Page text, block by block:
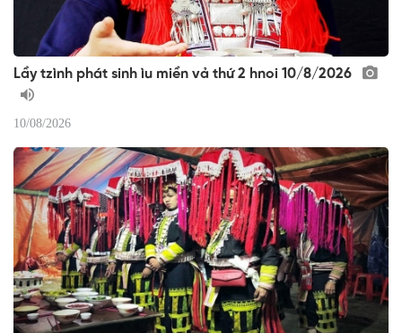
Lầy tzình phát sinh ìu miền vả thứ 2 hnoi 10/8/2026
10/08/2026